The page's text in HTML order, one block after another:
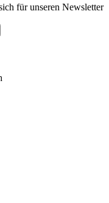
für unseren Newsletter